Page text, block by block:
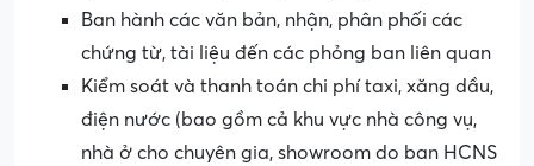
Ban hành các văn bản, nhận, phân phối các
chứng từ, tài liệu đến các phỏng ban liên quan
Kiểm soát và thanh toán chi phí taxi, xăng dầu,
điện nước (bao gồm cả khu vực nhà công vụ,
nhà ở cho chuyên gia, showroom do ban HCNS